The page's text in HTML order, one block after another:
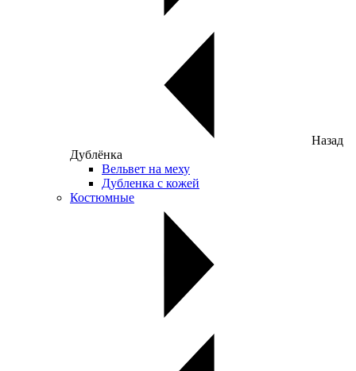
Назад
Дублёнка
Вельвет на меху
Дубленка с кожей
Костюмные